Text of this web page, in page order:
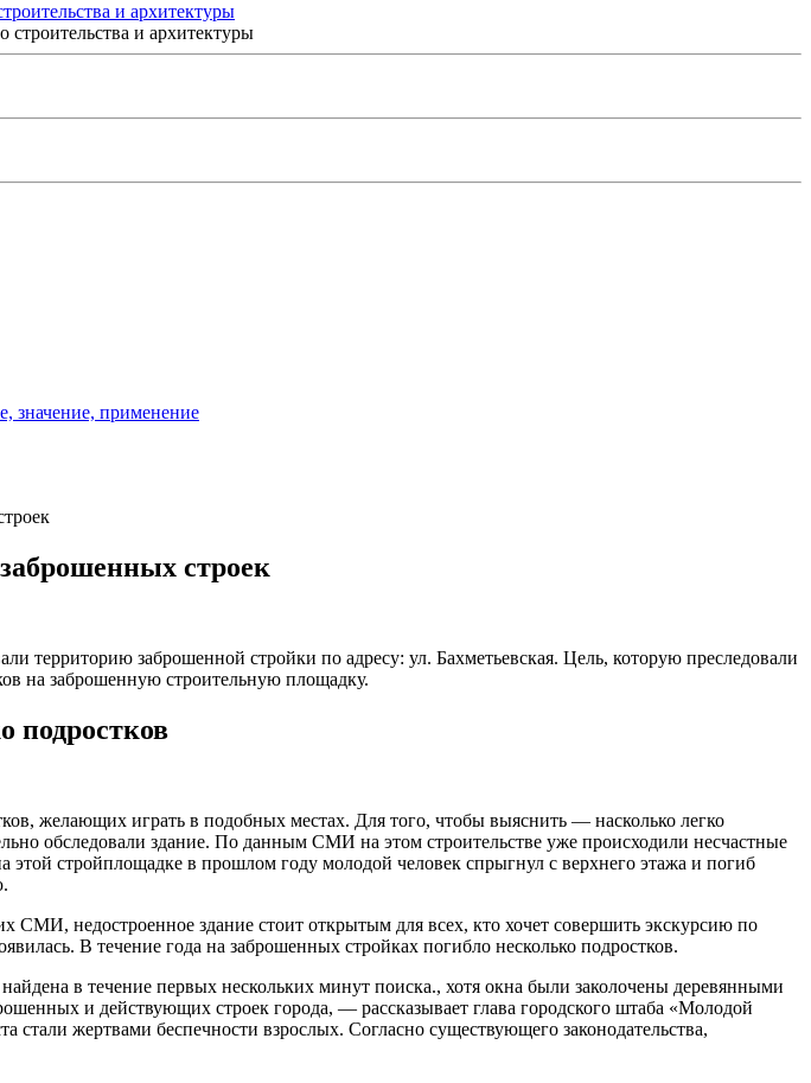
и архитектуры
значение, применение
строек
территорию заброшенной стройки по адресу: ул. Бахметьевская. Цель, которую преследовали
на заброшенную строительную площадку.
подростков
желающих играть в подобных местах. Для того, чтобы выяснить — насколько легко
обследовали здание. По данным СМИ на этом строительстве уже происходили несчастные
стройплощадке в прошлом году молодой человек спрыгнул с верхнего этажа и погиб
СМИ, недостроенное здание стоит открытым для всех, кто хочет совершить экскурсию по
В течение года на заброшенных стройках погибло несколько подростков.
в течение первых нескольких минут поиска., хотя окна были заколочены деревянными
и действующих строек города, — рассказывает глава городского штаба «Молодой
жертвами беспечности взрослых. Согласно существующего законодательства,